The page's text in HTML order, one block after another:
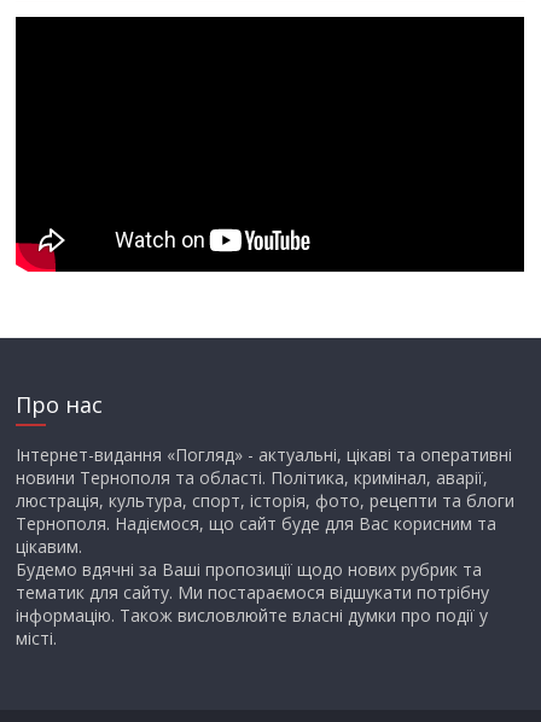
Про нас
Інтернет-видання «Погляд» - актуальні, цікаві та оперативні
новини Тернополя та області. Політика, кримінал, аварії,
люстрація, культура, спорт, історія, фото, рецепти та блоги
Тернополя. Надіємося, що сайт буде для Вас корисним та
цікавим.
Будемо вдячні за Ваші пропозиції щодо нових рубрик та
тематик для сайту. Ми постараємося відшукати потрібну
інформацію. Також висловлюйте власні думки про події у
місті.